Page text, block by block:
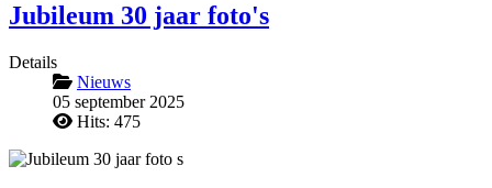
Jubileum 30 jaar foto's
Details
Nieuws
05 september 2025
Hits: 475